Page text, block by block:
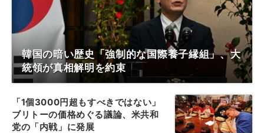
韓国の暗い歴史「強制的な国際養子縁組」、大
統領が真相解明を約束
「1個3000円超もすべきではない」
ブリトーの価格めぐる議論、米共和
党の「内戦」に発展